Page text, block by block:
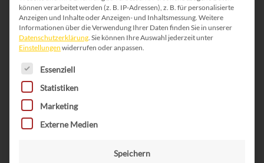
können verarbeitet werden (z. B. IP-Adressen), z. B. für personalisierte
Anzeigen und Inhalte oder Anzeigen- und Inhaltsmessung. Weitere
Informationen über die Verwendung Ihrer Daten finden Sie in unserer
Datenschutzerklärung. Sie können Ihre Auswahl jederzeit unter
Einstellungen widerrufen oder anpassen.
Es folgt eine Liste der Service-Gruppen, für die
Essenziell
Statistiken
Marketing
Externe Medien
Speichern